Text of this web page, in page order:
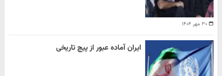
۳۰ مهر ۱۴۰۴
ایران آماده عبور از پیچ تاریخی